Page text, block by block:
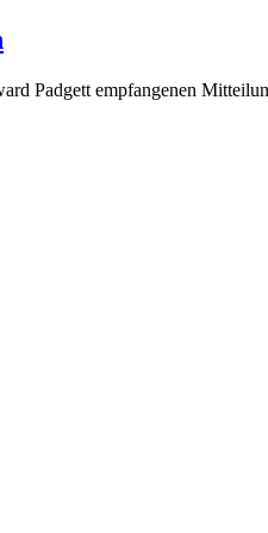
Padgett empfangenen